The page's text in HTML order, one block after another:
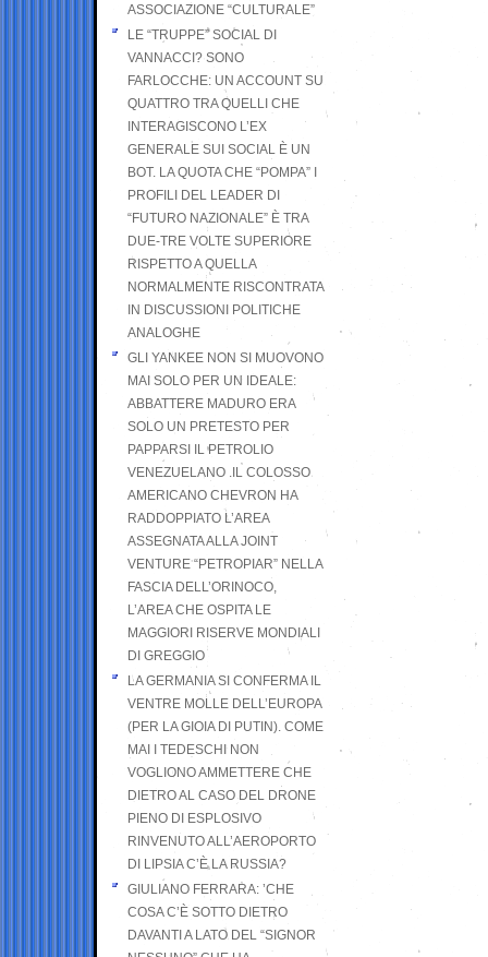
ASSOCIAZIONE “CULTURALE”
LE “TRUPPE” SOCIAL DI
VANNACCI? SONO
FARLOCCHE: UN ACCOUNT SU
QUATTRO TRA QUELLI CHE
INTERAGISCONO L’EX
GENERALE SUI SOCIAL È UN
BOT. LA QUOTA CHE “POMPA” I
PROFILI DEL LEADER DI
“FUTURO NAZIONALE” È TRA
DUE-TRE VOLTE SUPERIORE
RISPETTO A QUELLA
NORMALMENTE RISCONTRATA
IN DISCUSSIONI POLITICHE
ANALOGHE
GLI YANKEE NON SI MUOVONO
MAI SOLO PER UN IDEALE:
ABBATTERE MADURO ERA
SOLO UN PRETESTO PER
PAPPARSI IL PETROLIO
VENEZUELANO .IL COLOSSO
AMERICANO CHEVRON HA
RADDOPPIATO L’AREA
ASSEGNATA ALLA JOINT
VENTURE “PETROPIAR” NELLA
FASCIA DELL’ORINOCO,
L’AREA CHE OSPITA LE
MAGGIORI RISERVE MONDIALI
DI GREGGIO
LA GERMANIA SI CONFERMA IL
VENTRE MOLLE DELL’EUROPA
(PER LA GIOIA DI PUTIN). COME
MAI I TEDESCHI NON
VOGLIONO AMMETTERE CHE
DIETRO AL CASO DEL DRONE
PIENO DI ESPLOSIVO
RINVENUTO ALL’AEROPORTO
DI LIPSIA C’È LA RUSSIA?
GIULIANO FERRARA: ’CHE
COSA C’È SOTTO DIETRO
DAVANTI A LATO DEL “SIGNOR